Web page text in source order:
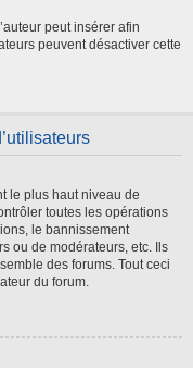
peut insérer afin
peuvent désactiver cette
le plus haut niveau de
toutes les opérations
le bannissement
ou de modérateurs, etc. Ils
des forums. Tout ceci
du forum.